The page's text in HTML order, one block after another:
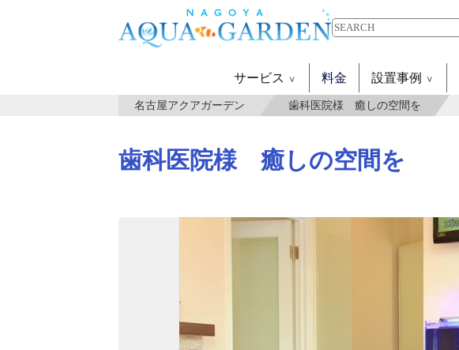
サービス 料金 設置事例
名古屋アクアガーデン 歯科医院様 癒しの空間を
歯科医院様 癒しの空間を